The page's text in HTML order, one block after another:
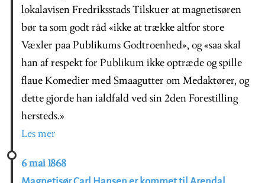
lokalavisen Fredriksstads Tilskuer at magnetisøren
bør ta som godt råd «ikke at trække altfor store
Væxler paa Publikums Godtroenhed», og «saa skal
han af respekt for Publikum ikke optræde og spille
flaue Komedier med Smaagutter om Medaktører, og
dette gjorde han ialdfald ved sin 2den Forestilling
hersteds.»
Les mer
6 mai 1868